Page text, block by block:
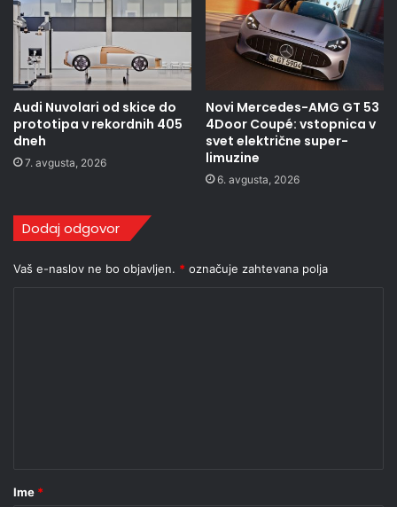
Audi Nuvolari od skice do
prototipa v rekordnih 405
dneh
7. avgusta, 2026
Novi Mercedes-AMG GT 53
4Door Coupé: vstopnica v
svet električne super-
limuzine
6. avgusta, 2026
Dodaj odgovor
Vaš e-naslov ne bo objavljen. * označuje zahtevana polja
rIme *